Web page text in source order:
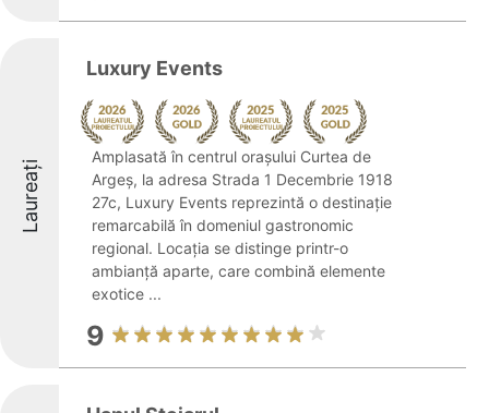
Laureați
Luxury Events
Amplasată în centrul orașului Curtea de
Argeș, la adresa Strada 1 Decembrie 1918
27c, Luxury Events reprezintă o destinație
remarcabilă în domeniul gastronomic
regional. Locația se distinge printr-o
ambianță aparte, care combină elemente
exotice ...
9